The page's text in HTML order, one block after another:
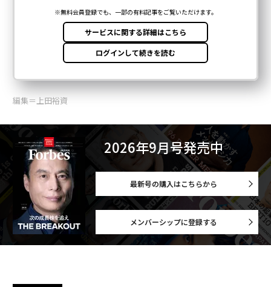
編集＝上田裕資
2026年9月号発売中
最新号の購入はこちらから
メンバーシップに登録する